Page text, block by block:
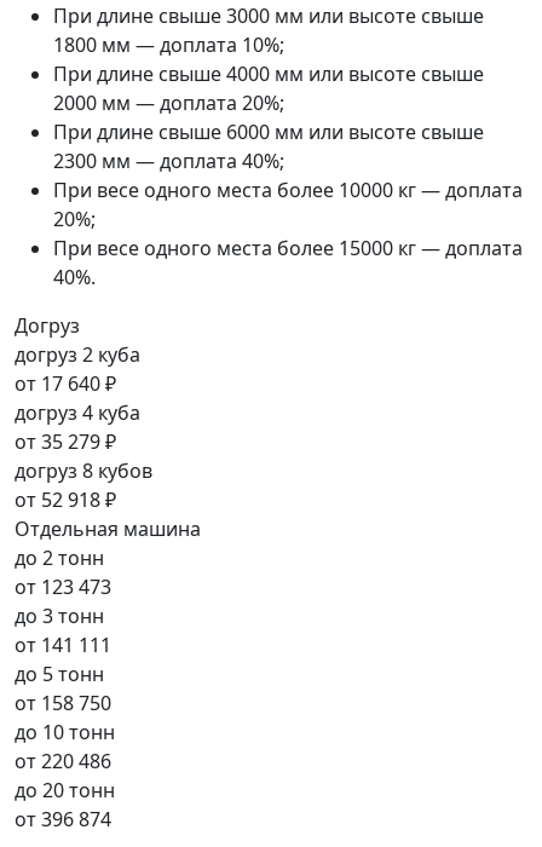
При длине свыше 3000 мм или высоте свыше
1800 мм — доплата 10%;
При длине свыше 4000 мм или высоте свыше
2000 мм — доплата 20%;
При длине свыше 6000 мм или высоте свыше
2300 мм — доплата 40%;
При весе одного места более 10000 кг — доплата
20%;
При весе одного места более 15000 кг — доплата
40%.
Догруз
догруз 2 куба
от 17 640 ₽
догруз 4 куба
от35 279 ₽
догруз 8 кубов
от 52 918 ₽
Отдельная машина
до 2 тонн
от 123 473
до 3 тонн
от 141 111
до 5 тонн
от 158 750
до 10 тонн
от220 486
до 20 тонн
от396 874